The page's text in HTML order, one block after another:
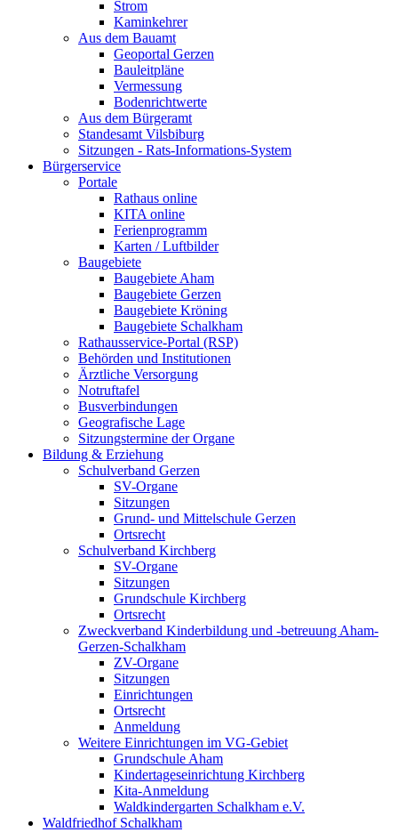
Strom
Kaminkehrer
Aus dem Bauamt
Geoportal Gerzen
Bauleitpläne
Vermessung
Bodenrichtwerte
Aus dem Bürgeramt
Standesamt Vilsbiburg
Sitzungen - Rats-Informations-System
Bürgerservice
Portale
Rathaus online
KITA online
Ferienprogramm
Karten / Luftbilder
Baugebiete
Baugebiete Aham
Baugebiete Gerzen
Baugebiete Kröning
Baugebiete Schalkham
Rathausservice-Portal (RSP)
Behörden und Institutionen
Ärztliche Versorgung
Notruftafel
Busverbindungen
Geografische Lage
Sitzungstermine der Organe
Bildung & Erziehung
Schulverband Gerzen
SV-Organe
Sitzungen
Grund- und Mittelschule Gerzen
Ortsrecht
Schulverband Kirchberg
SV-Organe
Sitzungen
Grundschule Kirchberg
Ortsrecht
Zweckverband Kinderbildung und -betreuung Aham-
Gerzen-Schalkham
ZV-Organe
Sitzungen
Einrichtungen
Ortsrecht
Anmeldung
Weitere Einrichtungen im VG-Gebiet
Grundschule Aham
Kindertageseinrichtung Kirchberg
Kita-Anmeldung
Waldkindergarten Schalkham e.V.
Waldfriedhof Schalkham